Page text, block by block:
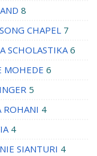
8
CHAPEL 7
SCHOLASTIKA 6
MOHEDE 6
5
ROHANI 4
4
SIANTURI 4